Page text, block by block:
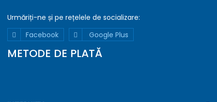
Urmăriți-ne și pe rețelele de socializare:
Facebook
Google Plus
METODE DE PLATĂ
Folosim
cookie-